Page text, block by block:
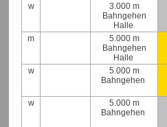
w
3.000 m
Bahngehen
Halle
m
5.000 m
Bahngehen
Halle
w
5.000 m
Bahngehen
w
5.000 m
Bahngehen